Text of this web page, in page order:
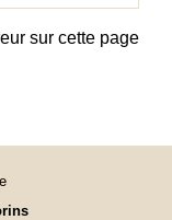
sur cette page